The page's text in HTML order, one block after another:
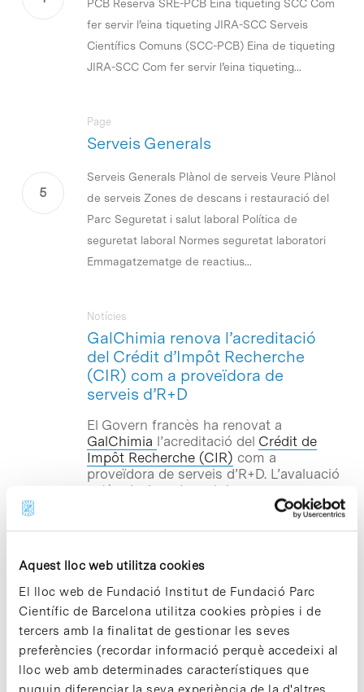
Aquest lloc web utilitza cookies
El lloc web de Fundació Institut de Fundació Parc
Científic de Barcelona utilitza cookies pròpies i de
tercers amb la finalitat de gestionar les seves
preferències (recordar informació perquè accedeixi al
lloc web amb determinades característiques que
puguin diferenciar la seva experiència de la d'altres
PCB Reserva SRE-PCB Eina tiqueting SCC Com
fer servir l’eina tiqueting JIRA-SCC Serveis
Científics Comuns (SCC-PCB) Eina de tiqueting
JIRA-SCC Com fer servir l’eina tiqueting...
Serveis Generals
Page
Serveis Generals Plànol de serveis Veure Plànol
de serveis Zones de descans i restauració del
Parc Seguretat i salut laboral Política de
seguretat laboral Normes seguretat laboratori
Emmagatzematge de reactius...
GalChimia renova l’acreditació
del Crédit d’Impôt Recherche
(CIR) com a proveïdora de
serveis d’R+D
Notícies
El Govern francès ha renovat a
GalChimia l’acreditació del Crédit de
Impôt Recherche (CIR) com a
proveïdora de serveis d’R+D. L’avaluació
està relacionada amb la seva
participació en el projecte europeu
, focalitzat en la
alimentària i cosmètica. La companyia
gallega –especialitzada en productes i
serveis de química orgànica– ha
duplicat les instal·lacions i el personal
del seucentre d’R+D+i del Parc Científic
de Barcelona, inaugurat fa poc més dos
anys per accelerar la seva estratègia de
creixement i internacionalització.